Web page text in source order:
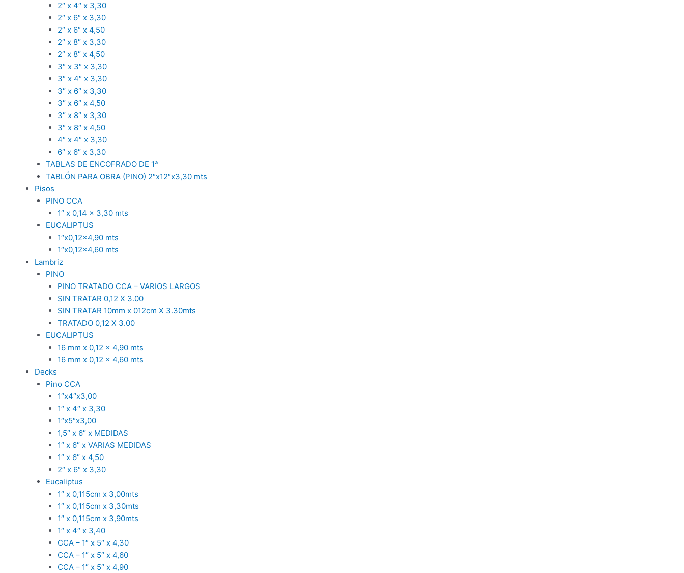
2″ x 4″ x 3,30
2″ x 6″ x 3,30
2″ x 6″ x 4,50
2″ x 8″ x 3,30
2″ x 8″ x 4,50
3″ x 3″ x 3,30
3″ x 4″ x 3,30
3″ x 6″ x 3,30
3″ x 6″ x 4,50
3″ x 8″ x 3,30
3″ x 8″ x 4,50
4″ x 4″ x 3,30
6″ x 6″ x 3,30
TABLAS DE ENCOFRADO DE 1ª
TABLÓN PARA OBRA (PINO) 2″x12″x3,30 mts
Pisos
PINO CCA
1″ x 0,14 x 3,30 mts
EUCALIPTUS
1″x0,12×4,90 mts
1″x0,12×4,60 mts
Lambriz
PINO
PINO TRATADO CCA – VARIOS LARGOS
SIN TRATAR 0,12 X 3.00
SIN TRATAR 10mm x 012cm X 3.30mts
TRATADO 0,12 X 3.00
EUCALIPTUS
16 mm x 0,12 x 4,90 mts
16 mm x 0,12 x 4,60 mts
Decks
Pino CCA
1″x4″x3,00
1″ x 4″ x 3,30
1″x5″x3,00
1,5″ x 6″ x MEDIDAS
1″ x 6″ x VARIAS MEDIDAS
1″ x 6″ x 4,50
2″ x 6″ x 3,30
Eucaliptus
1″ x 0,115cm x 3,00mts
1″ x 0,115cm x 3,30mts
1″ x 0,115cm x 3,90mts
1″ x 4″ x 3,40
CCA – 1″ x 5″ x 4,30
CCA – 1″ x 5″ x 4,60
CCA – 1″ x 5″ x 4,90